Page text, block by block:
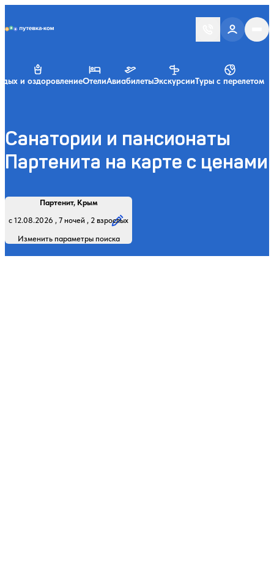
и оздоровлениеОтелиАвиабилетыЭкскурсииТуры с перелетом
Санатории и пансионаты
Партенита на карте с ценами
Партенит, Крым
с 12.08.2026 , 7 ночей , 2 взрослых
Изменить параметры поиска
Регион, курорт или название
Профиль лечения:
Отдыхающие:
Дата заезда:
Кол-во ночей: